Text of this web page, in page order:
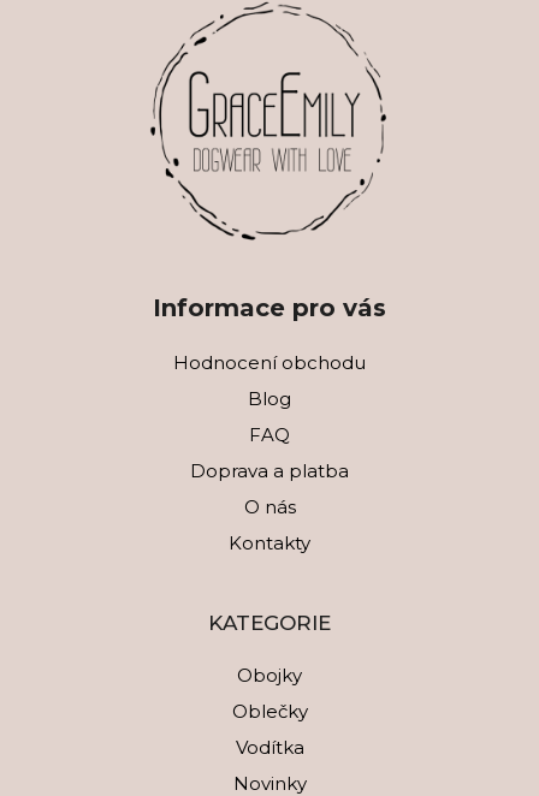
Informace pro vás
Hodnocení obchodu
Blog
FAQ
Doprava a platba
O nás
Kontakty
KATEGORIE
Obojky
Oblečky
Vodítka
Novinky